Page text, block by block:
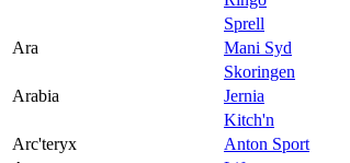
Sprell
Ara
Mani Syd
Skoringen
Arabia
Jernia
Kitch'n
Arc'teryx
Anton Sport